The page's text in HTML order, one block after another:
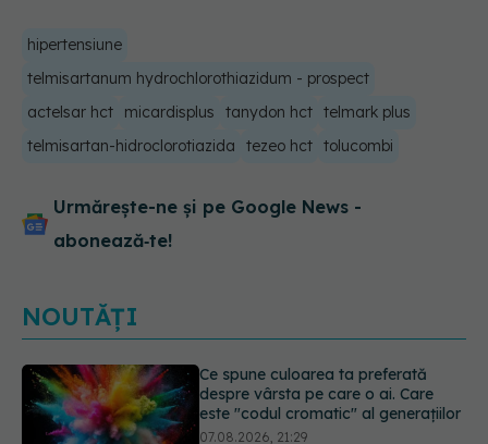
hipertensiune
telmisartanum hydrochlorothiazidum - prospect
actelsar hct
micardisplus tanydon hct telmark plus
telmisartan-hidroclorotiazida
tezeo hct tolucombi
Urmărește-ne și pe Google News -
abonează‑te!
NOUTĂȚI
EXCLUSIV Cancerele care pot fi
prevenite. Dr. Sorin Bogdan
(SANADOR): Au metode de